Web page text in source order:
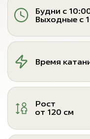
Будни с
Выходные с
Время
Рост
от 120 см